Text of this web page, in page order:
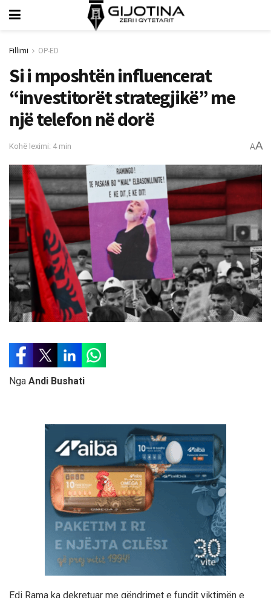
Fillimi OP-ED
Si i mposhtën influencerat
“investitorët strategjikë” me
një telefon në dorë
Kohë leximi: 4 min AA
Nga Andi Bushati
Edi Rama ka dekretuar me qëndrimet e fundit viktimën e